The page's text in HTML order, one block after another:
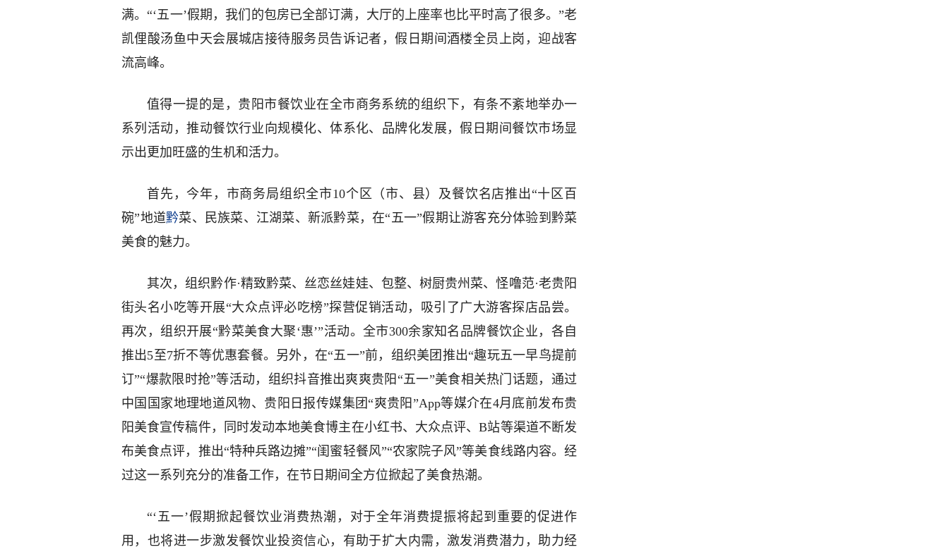
满。“‘五一’假期，我们的包房已全部订满，大厅的上座率也比平时高了很多。”老
凯俚酸汤鱼中天会展城店接待服务员告诉记者，假日期间酒楼全员上岗，迎战客
流高峰。
值得一提的是，贵阳市餐饮业在全市商务系统的组织下，有条不紊地举办一
系列活动，推动餐饮行业向规模化、体系化、品牌化发展，假日期间餐饮市场显
示出更加旺盛的生机和活力。
首先，今年，市商务局组织全市10个区（市、县）及餐饮名店推出“十区百
碗”地道黔菜、民族菜、江湖菜、新派黔菜，在“五一”假期让游客充分体验到黔菜
美食的魅力。
其次，组织黔作·精致黔菜、丝恋丝娃娃、包整、树厨贵州菜、怪噜范·老贵阳
街头名小吃等开展“大众点评必吃榜”探营促销活动，吸引了广大游客探店品尝。
再次，组织开展“黔菜美食大聚‘惠’”活动。全市300余家知名品牌餐饮企业，各自
推出5至7折不等优惠套餐。另外，在“五一”前，组织美团推出“趣玩五一早鸟提前
订”“爆款限时抢”等活动，组织抖音推出爽爽贵阳“五一”美食相关热门话题，通过
中国国家地理地道风物、贵阳日报传媒集团“爽贵阳”App等媒介在4月底前发布贵
阳美食宣传稿件，同时发动本地美食博主在小红书、大众点评、B站等渠道不断发
布美食点评，推出“特种兵路边摊”“闺蜜轻餐风”“农家院子风”等美食线路内容。经
过这一系列充分的准备工作，在节日期间全方位掀起了美食热潮。
“‘五一’假期掀起餐饮业消费热潮，对于全年消费提振将起到重要的促进作
用，也将进一步激发餐饮业投资信心，有助于扩大内需，激发消费潜力，助力经